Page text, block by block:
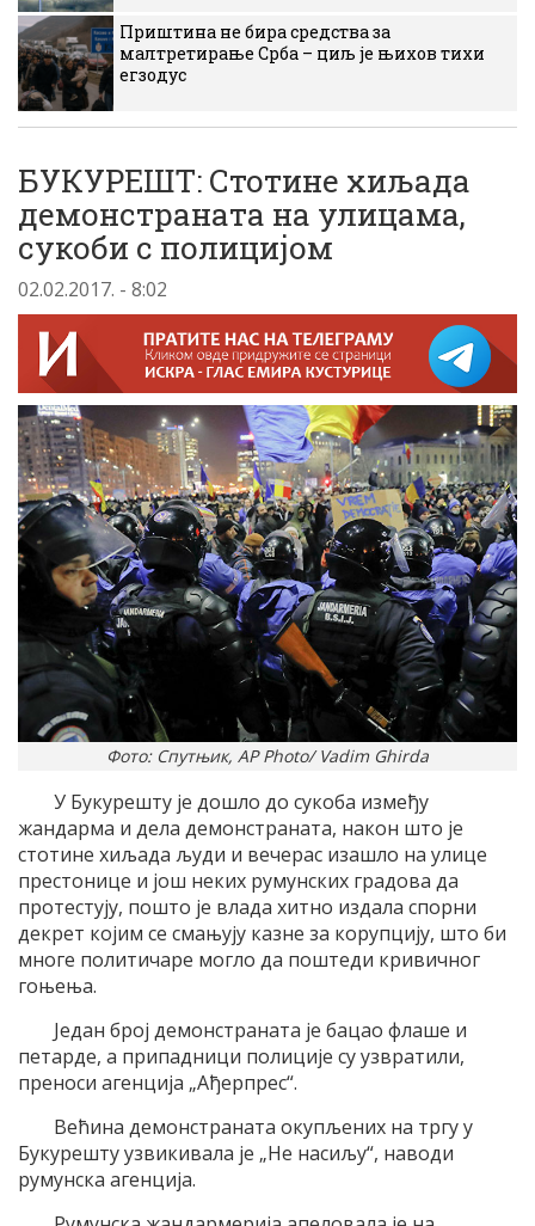
Приштина не бира средства за
малтретирање Срба – циљ је њихов тихи
егзодус
БУКУРЕШТ: Стотине хиљада
демонстраната на улицама,
сукоби с полицијом
02.02.2017. - 8:02
Фото: Спутњик, AP Photo/ Vadim Ghirda
У Букурешту је дошло до сукоба између
жандарма и дела демонстраната, након што је
стотине хиљада људи и вечерас изашло на улице
престонице и још неких румунских градова да
протестују, пошто је влада хитно издала спорни
декрет којим се смањују казне за корупцију, што би
многе политичаре могло да поштеди кривичног
гоњења.
Један број демонстраната је бацао флаше и
петарде, а припадници полиције су узвратили,
преноси агенција „Ађерпрес“.
Већина демонстраната окупљених на тргу у
Букурешту узвикивала је „Не насиљу“, наводи
румунска агенција.